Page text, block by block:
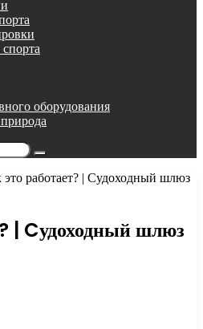
оборудования
Поиск...
это работает? | Cудоходный шлюз
| Cудоходный шлюз